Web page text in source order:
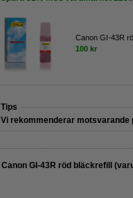
Canon GI-43R
100 kr
Tips
Vi rekommenderar
Canon GI-43R röd bläckrefill